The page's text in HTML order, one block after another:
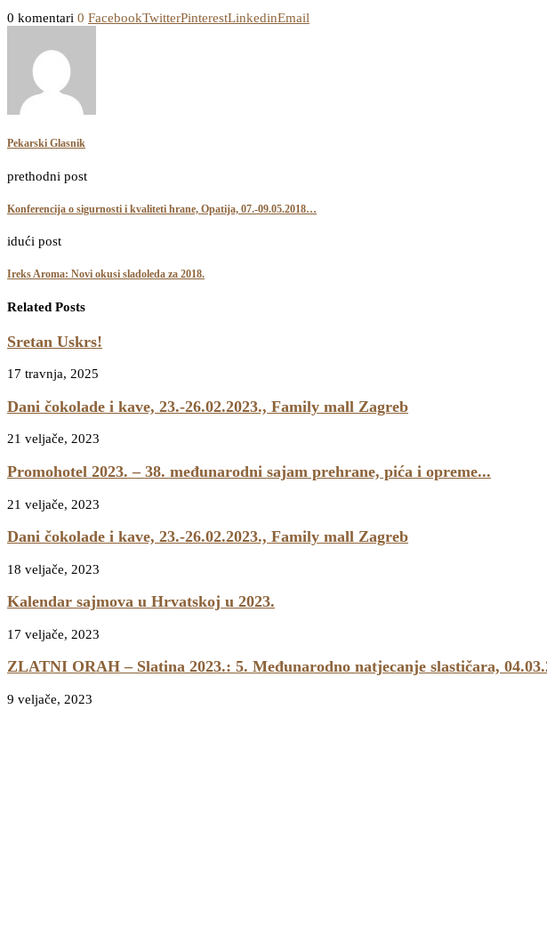
0 komentari 0 FacebookTwitterPinterestLinkedinEmail
Pekarski Glasnik
prethodni post
Konferencija o sigurnosti i kvaliteti hrane, Opatija, 07.-09.05.2018…
idući post
Ireks Aroma: Novi okusi sladoleda za 2018.
Related Posts
Sretan Uskrs!
17 travnja, 2025
Dani čokolade i kave, 23.-26.02.2023., Family mall Zagreb
21 veljače, 2023
Promohotel 2023. – 38. međunarodni sajam prehrane, pića i opreme...
21 veljače, 2023
Dani čokolade i kave, 23.-26.02.2023., Family mall Zagreb
18 veljače, 2023
Kalendar sajmova u Hrvatskoj u 2023.
17 veljače, 2023
ZLATNI ORAH – Slatina 2023.: 5. Međunarodno natjecanje slastičara,
9 veljače, 2023